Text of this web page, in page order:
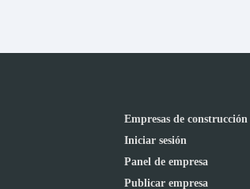
Empresas de construcción
Iniciar sesión
Panel de empresa
Publicar empresa